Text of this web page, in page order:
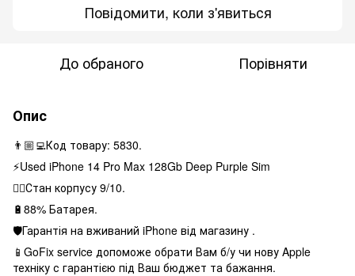
Повідомити, коли з'явиться
До обраного Порівняти
Опис
👨🏼‍💻Код товару: 5830.
⚡️Used iPhone 14 Pro Max 128Gb Deep Purple Sim
👌🏻Стан корпусу 9/10.
🔋88% Батарея.
🛡Гарантія на вживаний iPhone від магазину .
📱GoFix service допоможе обрати Вам б/у чи нову Apple
техніку с гарантією під Ваш бюджет та бажання.